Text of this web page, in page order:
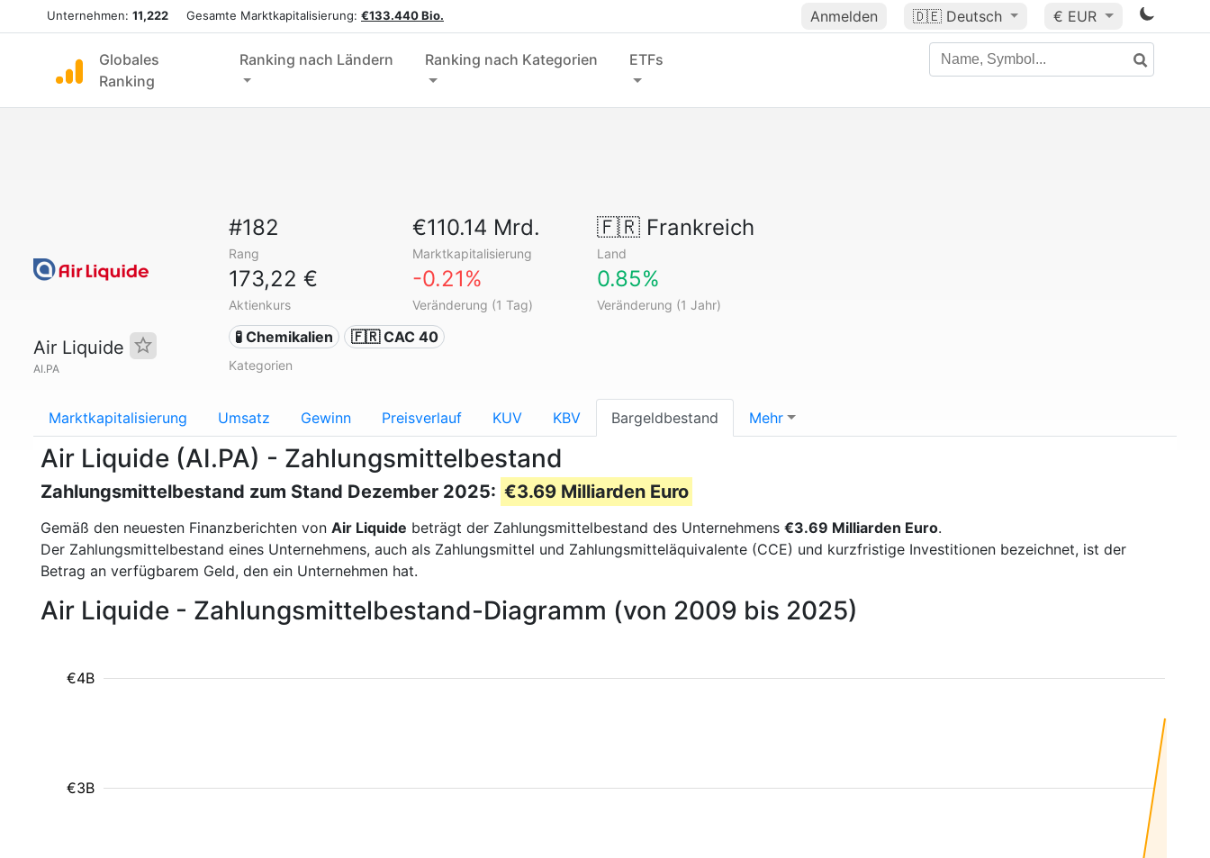
Unternehmen: 11,222 Gesamte Marktkapitalisierung: €133.440 Bio. Anmelden 🇩🇪 Deutsch € EUR
Globales
Ranking
Ranking nach Ländern Ranking nach Kategorien ETFs
Air Liquide
AI.PA
#182
Rang
€110.14 Mrd.
Marktkapitalisierung
🇫🇷Frankreich
Land
173,22 €
Aktienkurs
-0.21%
Veränderung (1 Tag)
0.85%
Veränderung (1 Jahr)
🧪 Chemikalien 🇫🇷 CAC 40
Kategorien
Marktkapitalisierung Umsatz Gewinn Preisverlauf KUV KBV Bargeldbestand Mehr
Air Liquide (AI.PA) - Zahlungsmittelbestand
Zahlungsmittelbestand zum Stand Dezember 2025: €3.69 Milliarden Euro
Gemäß den neuesten Finanzberichten von Air Liquide beträgt der Zahlungsmittelbestand des Unternehmens €3.69 Milliarden Euro.
Der Zahlungsmittelbestand eines Unternehmens, auch als Zahlungsmittel und Zahlungsmitteläquivalente (CCE) und kurzfristige Investitionen bezeichnet, ist der
Betrag an verfügbarem Geld, den ein Unternehmen hat.
Air Liquide - Zahlungsmittelbestand-Diagramm (von 2009 bis 2025)
€3B
€4B